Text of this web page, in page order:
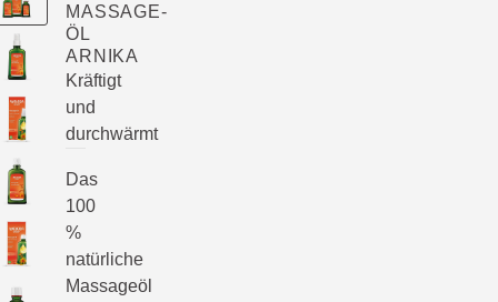
MASSAGE-
ÖL
ARNIKA
Kräftigt
und
durchwärmt
Das
100
%
natürliche
Massageöl